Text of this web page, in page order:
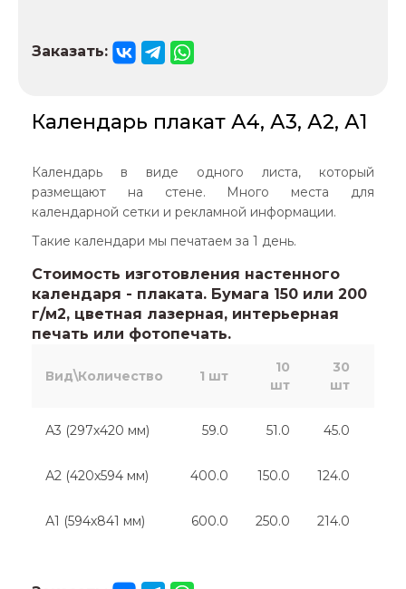
Заказать:
Календарь плакат А4, А3, А2, А1
Календарь в виде одного листа, который
размещают на стене. Много места для
календарной сетки и рекламной информации.
Такие календари мы печатаем за 1 день.
Стоимость изготовления настенного
календаря - плаката. Бумага 150 или 200
г/м2, цветная лазерная, интерьерная
печать или фотопечать.
Вид\Количество 1 шт
10
шт
30
шт
А3 (297х420 мм) 59.0 51.0 45.0
А2 (420х594 мм) 400.0 150.0 124.0
А1 (594х841 мм) 600.0 250.0 214.0